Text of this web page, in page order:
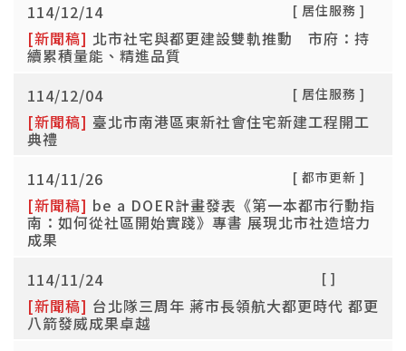
[新聞稿] 北市社宅與都更建設雙軌推動 市府：持
續累積量能、精進品質
[ 居住服務 ]
114/12/14
[新聞稿] 臺北市南港區東新社會住宅新建工程開工
典禮
[ 居住服務 ]
114/12/04
[新聞稿] be a DOER計畫發表《第一本都市行動指
南：如何從社區開始實踐》專書 展現北市社造培力
成果
[ 都市更新 ]
114/11/26
[新聞稿] 台北隊三周年 蔣市長領航大都更時代 都更
八箭發威成果卓越
[ ]
114/11/24